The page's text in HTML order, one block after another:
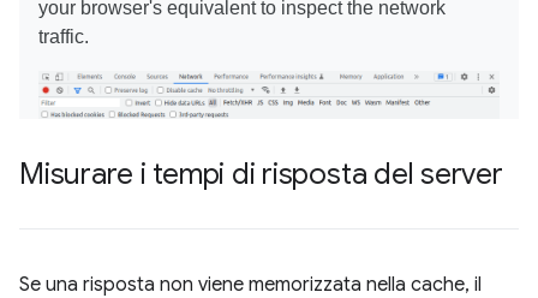
Misurare i tempi di risposta del server
Se una risposta non viene memorizzata nella cache, il